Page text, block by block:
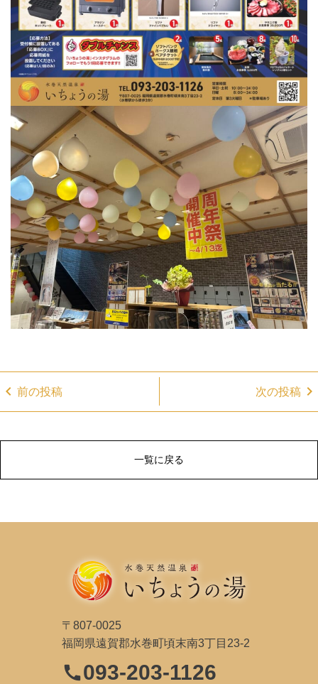
chevron_left 前の投稿 次の投稿 chevron_right
一覧に戻る
〒807-0025
福岡県遠賀郡水巻町頃末南3丁目23-2
call093-203-1126